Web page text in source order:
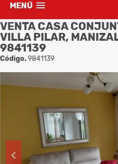
MENÚ
VENTA CASA
VILLA PILAR,
9841139
Código.9841139